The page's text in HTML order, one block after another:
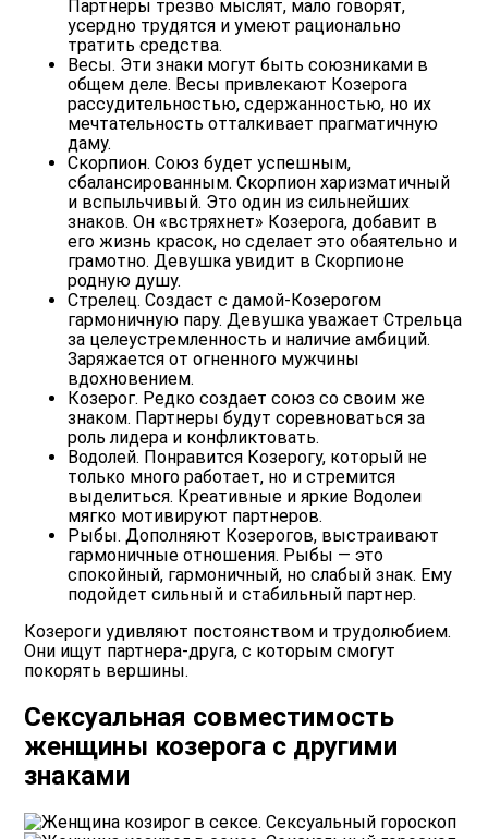
Партнеры трезво мыслят, мало говорят,
усердно трудятся и умеют рационально
тратить средства.
Весы. Эти знаки могут быть союзниками в
общем деле. Весы привлекают Козерога
рассудительностью, сдержанностью, но их
мечтательность отталкивает прагматичную
даму.
Скорпион. Союз будет успешным,
сбалансированным. Скорпион харизматичный
и вспыльчивый. Это один из сильнейших
знаков. Он «встряхнет» Козерога, добавит в
его жизнь красок, но сделает это обаятельно и
грамотно. Девушка увидит в Скорпионе
родную душу.
Стрелец. Создаст с дамой-Козерогом
гармоничную пару. Девушка уважает Стрельца
за целеустремленность и наличие амбиций.
Заряжается от огненного мужчины
вдохновением.
Козерог. Редко создает союз со своим же
знаком. Партнеры будут соревноваться за
роль лидера и конфликтовать.
Водолей. Понравится Козерогу, который не
только много работает, но и стремится
выделиться. Креативные и яркие Водолеи
мягко мотивируют партнеров.
Рыбы. Дополняют Козерогов, выстраивают
гармоничные отношения. Рыбы — это
спокойный, гармоничный, но слабый знак. Ему
подойдет сильный и стабильный партнер.
Козероги удивляют постоянством и трудолюбием.
Они ищут партнера-друга, с которым смогут
покорять вершины.
Сексуальная совместимость
женщины козерога с другими
знаками